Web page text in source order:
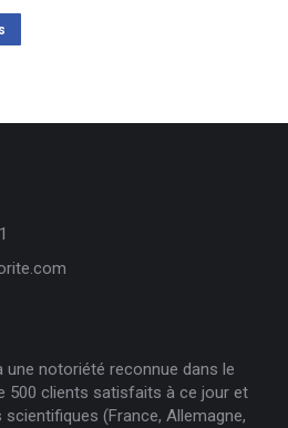
notoriété reconnue dans le
500 clients satisfaits à ce jour et
(France, Allemagne,